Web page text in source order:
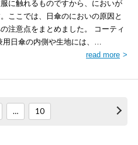
に触れるものですから、においが
ここでは、日傘のにおいの原因と
注意点をまとめました。 コーティ
用日傘の内側や生地には、…
read more
… 10